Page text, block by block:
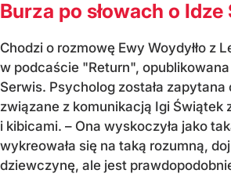
Burza po słowach o
Chodzi o rozmowę Ewy Woydyłło z
w podcaście "Return",
Serwis. Psycholog została zapytana
związane z komunikacją Igi Świątek
i kibicami. – Ona wyskoczyła jako
wykreowała się na taką rozumną,
dziewczynę, ale jest